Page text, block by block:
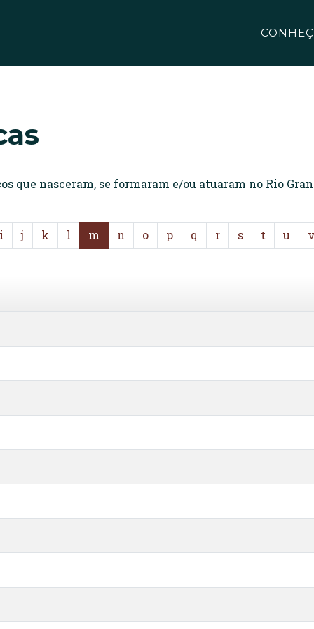
que nasceram, se formaram e/ou atuaram no Rio
i j k l m n o p q r s t u